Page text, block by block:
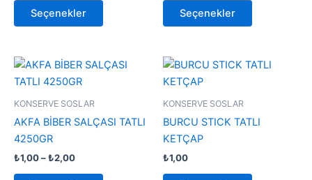
Seçenekler
sayfasından
Seçenekler
sayfasından
KONSERVE SOSLAR
AKFA BİBER SALÇASI TATLI
4250GR
₺1,00–₺2,00
Fiyat
₺1,00
₺2,00
Bu
KONSERVE SOSLAR
BURCU STICK TATLI
KETÇAP
₺1,00
Bu